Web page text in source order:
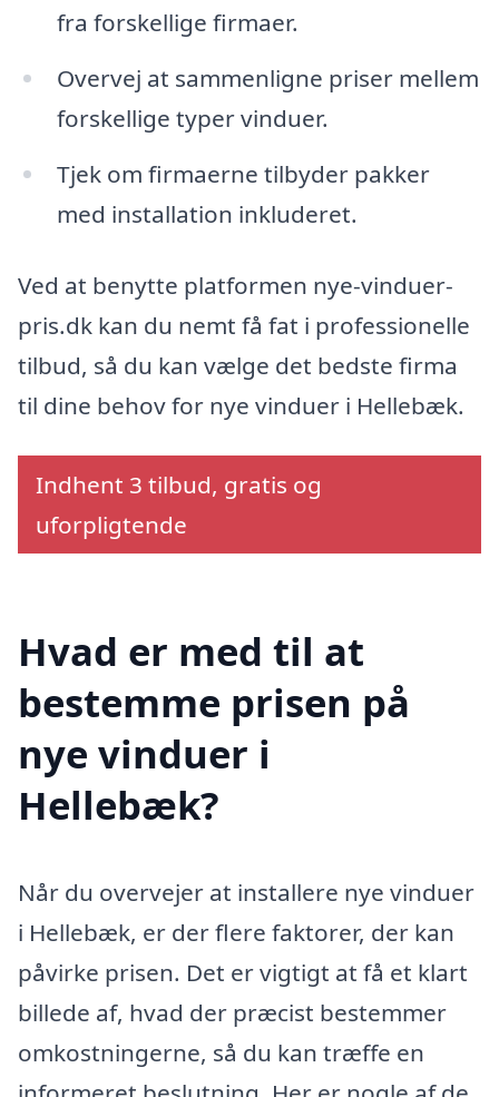
fra forskellige firmaer.
Overvej at sammenligne priser mellem
forskellige typer vinduer.
Tjek om firmaerne tilbyder pakker
med installation inkluderet.
Ved at benytte platformen nye-vinduer-
pris.dk kan du nemt få fat i professionelle
tilbud, så du kan vælge det bedste firma
til dine behov for nye vinduer i Hellebæk.
Indhent 3 tilbud, gratis og
uforpligtende
Hvad er med til at
bestemme prisen på
nye vinduer i
Hellebæk?
Når du overvejer at installere nye vinduer
i Hellebæk, er der flere faktorer, der kan
påvirke prisen. Det er vigtigt at få et klart
billede af, hvad der præcist bestemmer
omkostningerne, så du kan træffe en